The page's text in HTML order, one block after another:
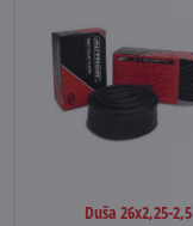
Duša 26x2,25-2,5